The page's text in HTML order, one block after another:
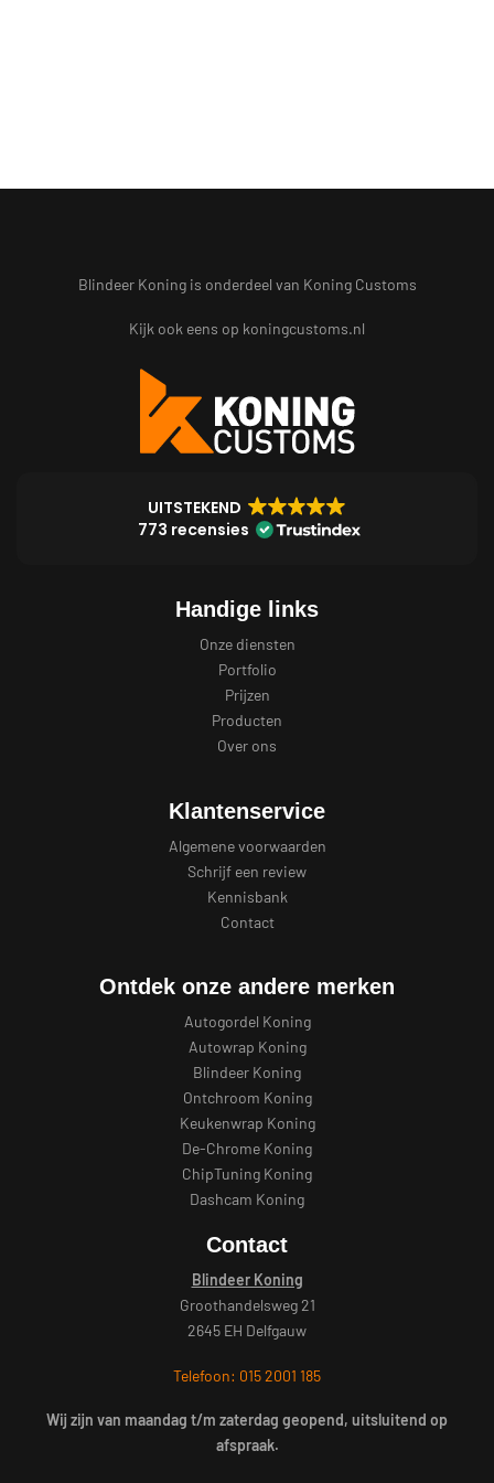
Blindeer Koning is onderdeel van Koning Customs
Kijk ook eens op koningcustoms.nl
UITSTEKEND
773 recensies
Handige links
Onze diensten
Portfolio
Prijzen
Producten
Over ons
Klantenservice
Algemene voorwaarden
Schrijf een review
Kennisbank
Contact
Ontdek onze andere merken
Autogordel Koning
Autowrap Koning
Blindeer Koning
Ontchroom Koning
Keukenwrap Koning
De-Chrome Koning
ChipTuning Koning
Dashcam Koning
Contact
Blindeer Koning
Groothandelsweg 21
2645 EH Delfgauw
Telefoon: 015 2001 185
Wij zijn van maandag t/m zaterdag geopend, uitsluitend op
afspraak.